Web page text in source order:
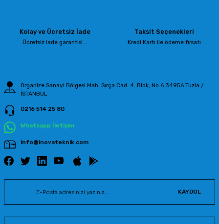
Ürün fiyatı diğer sitelerden daha pahalı.
Kolay ve Ücretsiz İade
Ücretsiz iade garantisi...
Taksit Seçenekleri
Kredi Kartı ile ödeme fırsatı
Organize Sanayi Bölgesi Mah. Sırça Cad. 4. Blok, No:6 34956 Tuzla /
İSTANBUL
0216 514 25 80
Whatsapp İletişim
info@inovateknik.com
KAYDOL